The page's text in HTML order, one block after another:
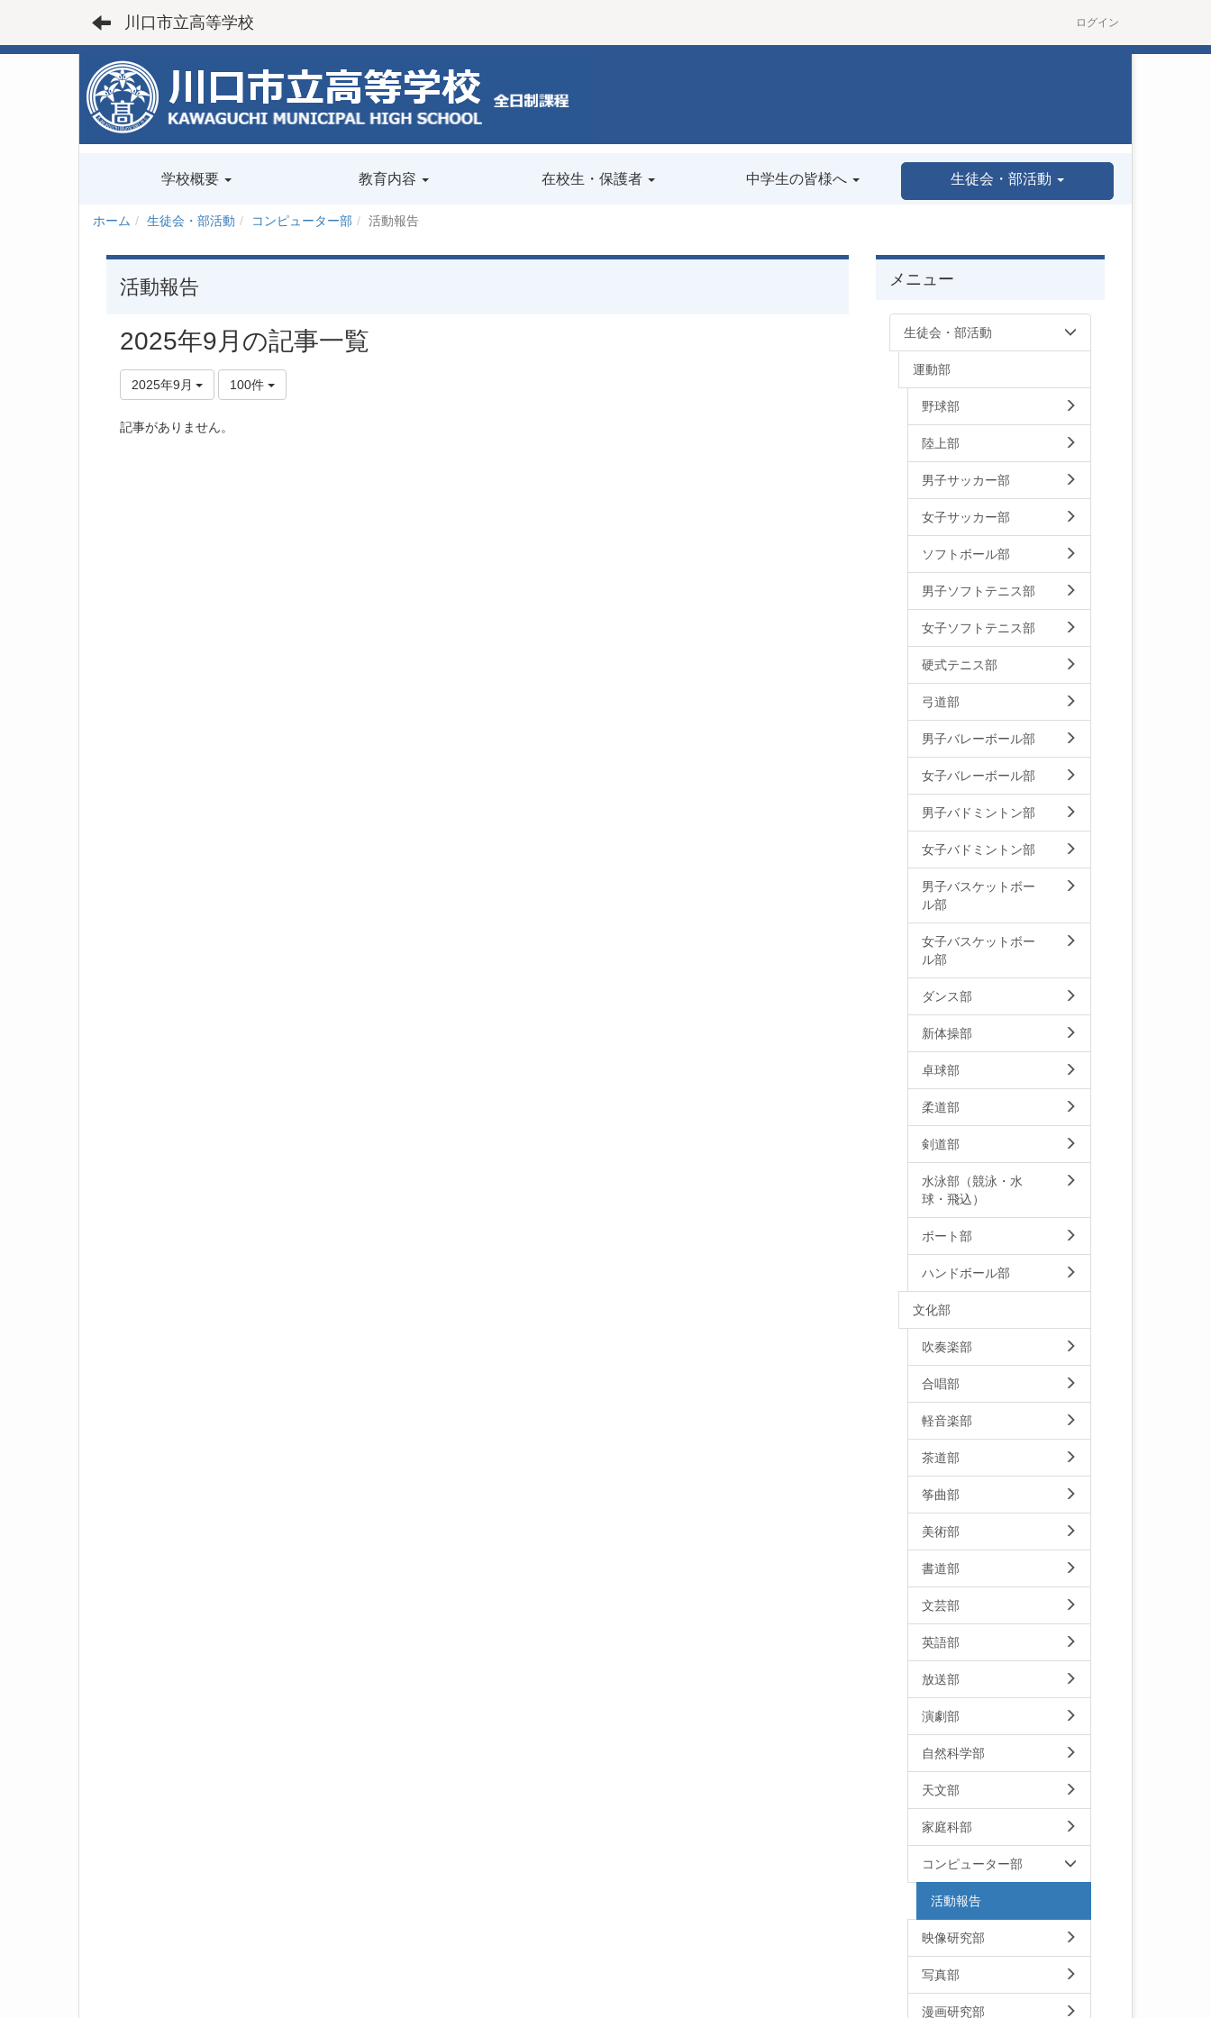
川口市立高等学校 ログイン
学校概要 教育内容 在校生・保護者 中学生の皆様へ 生徒会・部活動
ホーム 生徒会・部活動 コンピューター部 活動報告
活動報告
2025年9月の記事一覧
2025年9月 100件
記事がありません。
メニュー
生徒会・部活動
運動部
野球部
陸上部
男子サッカー部
女子サッカー部
ソフトボール部
男子ソフトテニス部
女子ソフトテニス部
硬式テニス部
弓道部
男子バレーボール部
女子バレーボール部
男子バドミントン部
女子バドミントン部
男子バスケットボー
ル部
女子バスケットボー
ル部
ダンス部
新体操部
卓球部
柔道部
剣道部
水泳部（競泳・水
球・飛込）
ボート部
ハンドボール部
文化部
吹奏楽部
合唱部
軽音楽部
茶道部
筝曲部
美術部
書道部
文芸部
英語部
放送部
演劇部
自然科学部
天文部
家庭科部
コンピューター部
活動報告
映像研究部
写真部
漫画研究部